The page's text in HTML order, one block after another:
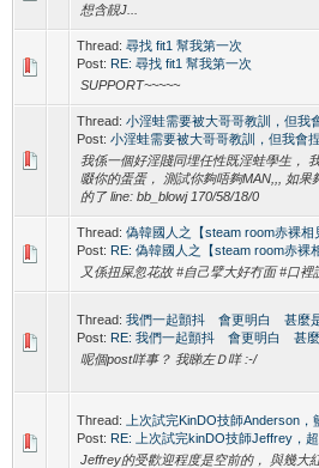
想含靚J...
Thread: 尋找 fit1 幫我第一次
Post: RE: 尋找 fit1 幫我第一次
SUPPORT~~~~~
Thread: 小淫蛙需要被大哥哥教訓，但我
Post: 小淫蛙需要被大哥哥教訓，但我會
我係一個好淫賤同埋任性既淫蛙學生，
啜你的蛋蛋， 測試你夠唔夠MAN,,, 如
的了 line: bb_blowj 170/58/18/0
Thread: 偽韓國人之【steam room赤裸相
Post: RE: 偽韓國人之【steam room赤裸
又係扭屎忽花故 #自己擘大好冇面 #口
Thread: 我們一起顫抖 會更明白 甚麼是
Post: RE: 我們一起顫抖 會更明白 甚麼
呢個post咩事？ 我睇左Ｄ咩 :-/
Thread:
上次試完KinDO技師Anderson
Post: RE: 上次試完kinDO技師Jeffrey，超
Jeffrey的受歡迎程度是空前的， 與幾大